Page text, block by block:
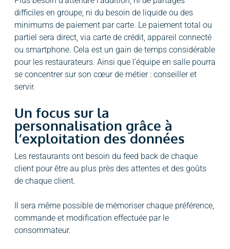
difficiles en groupe, ni du besoin de liquide ou des
minimums de paiement par carte. Le paiement total ou
partiel sera direct, via carte de crédit, appareil connecté
ou smartphone. Cela est un gain de temps considérable
pour les restaurateurs. Ainsi que l’équipe en salle pourra
se concentrer sur son cœur de métier : conseiller et
servir.
Un focus sur la
personnalisation grâce à
l’exploitation des données
Les restaurants ont besoin du feed back de chaque
client pour être au plus près des attentes et des goûts
de chaque client.
Il sera même possible de mémoriser chaque préférence,
commande et modification effectuée par le
consommateur.